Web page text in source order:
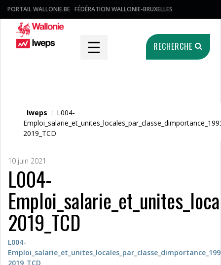
PORTAIL WALLONIE.BE FÉDÉRATION WALLONIE-BRUXELLES
☰ RECHERCHE
Fichier média
Iweps / L004-
2019_TCD
10 juin 2021
L004-
2019_TCD
L004-
2019_TCD